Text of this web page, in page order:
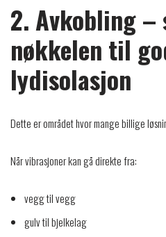
2. Avkobling –
nøkkelen til
lydisolasjon
Dette er området hvor mange billige
Når vibrasjoner kan gå direkte fra:
vegg til vegg
gulv til bjelkelag